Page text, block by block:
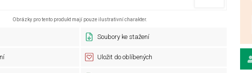
Obrázky pro tento produkt mají pouze ilustrativní charakter.
Soubory ke stažení
Uložit do oblíbených